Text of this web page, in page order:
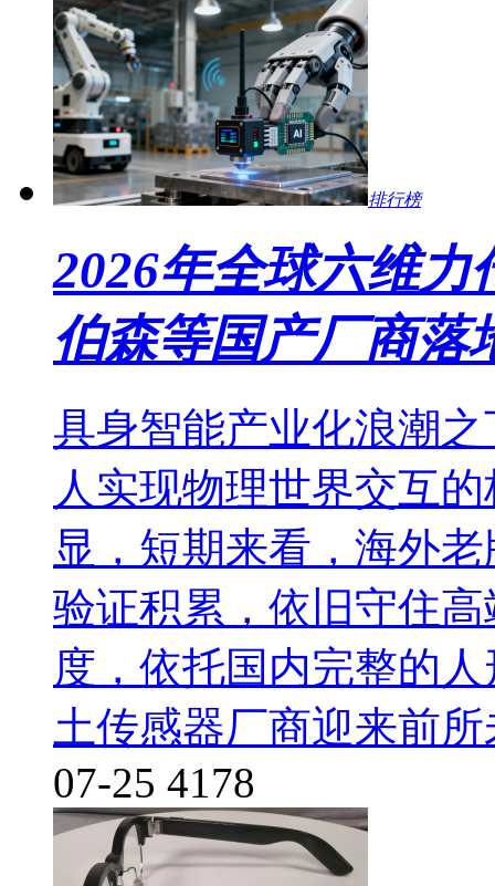
排行榜
2026年全球六维力
伯森等国产厂商落
具身智能产业化浪潮
人实现物理世界交互
显，短期来看，海外
验证积累，依旧守住
度，依托国内完整的
土传感器厂商迎来前
07-25 4178